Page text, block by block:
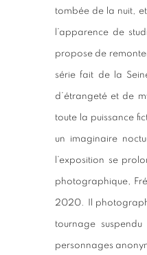
tombée de la nuit,
l’apparence de
propose de
série fait de la
d’étrangeté et de
toute la puissance
un imaginaire
l’exposition se
photographique,
2020. Il
tournage
personnages